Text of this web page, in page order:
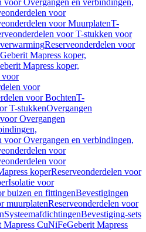
voor Overgangen en verbindingen,
voor
voor MuurplatenT-
voor T-stukken voor
Reserveonderdelen voor
Geberit Mapress koper,
Mapress koper,
voor
voor
voor BochtenT-
T-stukkenOvergangen
Overgangen
voor Overgangen en verbindingen,
voor
voor
koperReserveonderdelen voor
Isolatie voor
buizen en fittingenBevestigingen
muurplatenReserveonderdelen voor
SysteemafdichtingenBevestiging-sets
Mapress CuNiFeGeberit Mapress